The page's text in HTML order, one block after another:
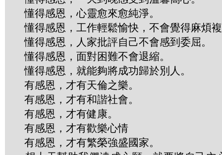
懂得感恩，心靈愈來愈純淨。
懂得感恩，工作輕鬆愉快，不會覺得麻煩
懂得感恩，人家批評自己不會感到委屈。
懂得感恩，面對困難不會退縮。
懂得感恩，就能夠將成功歸於別人。
有感恩，才有天倫之樂。
有感恩，才有和諧社會。
有感恩，才有健康。
有感恩，才有歡樂心情
有感恩，才有繁榮強盛國家。